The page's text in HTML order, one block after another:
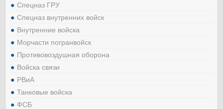
Спецназ ГРУ
Спецназ внутренних войск
Внутренние войска
Морчасти погранвойск
Противовоздушная оборона
Войска связи
РВиА
Танковые войска
ФСБ